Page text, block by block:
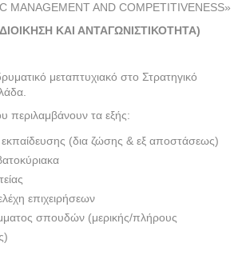
MANAGEMENT AND COMPETITIVENESS»
ΚΑΙ ΑΝΤΑΓΩΝΙΣΤΙΚΟΤΗΤΑ)
μεταπτυχιακό στο Στρατηγικό
περιλαμβάνουν τα εξής:
εκπαίδευσης (δια ζώσης & εξ αποστάσεως)
επιχειρήσεων
σπουδών (μερικής/πλήρους